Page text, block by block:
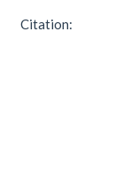
Citation: